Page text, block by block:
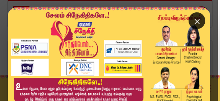
×
Home
வீடியோ ஸ்டோரி
BREAKING : ஒரே நாளில் தங்கம் விலை ஏற்றம்.. இன்ற...